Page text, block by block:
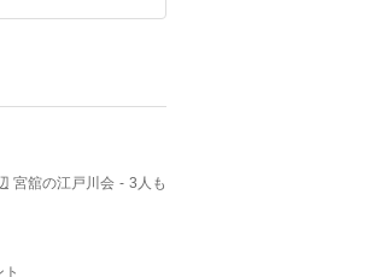
宮舘の江戸川会
3人も